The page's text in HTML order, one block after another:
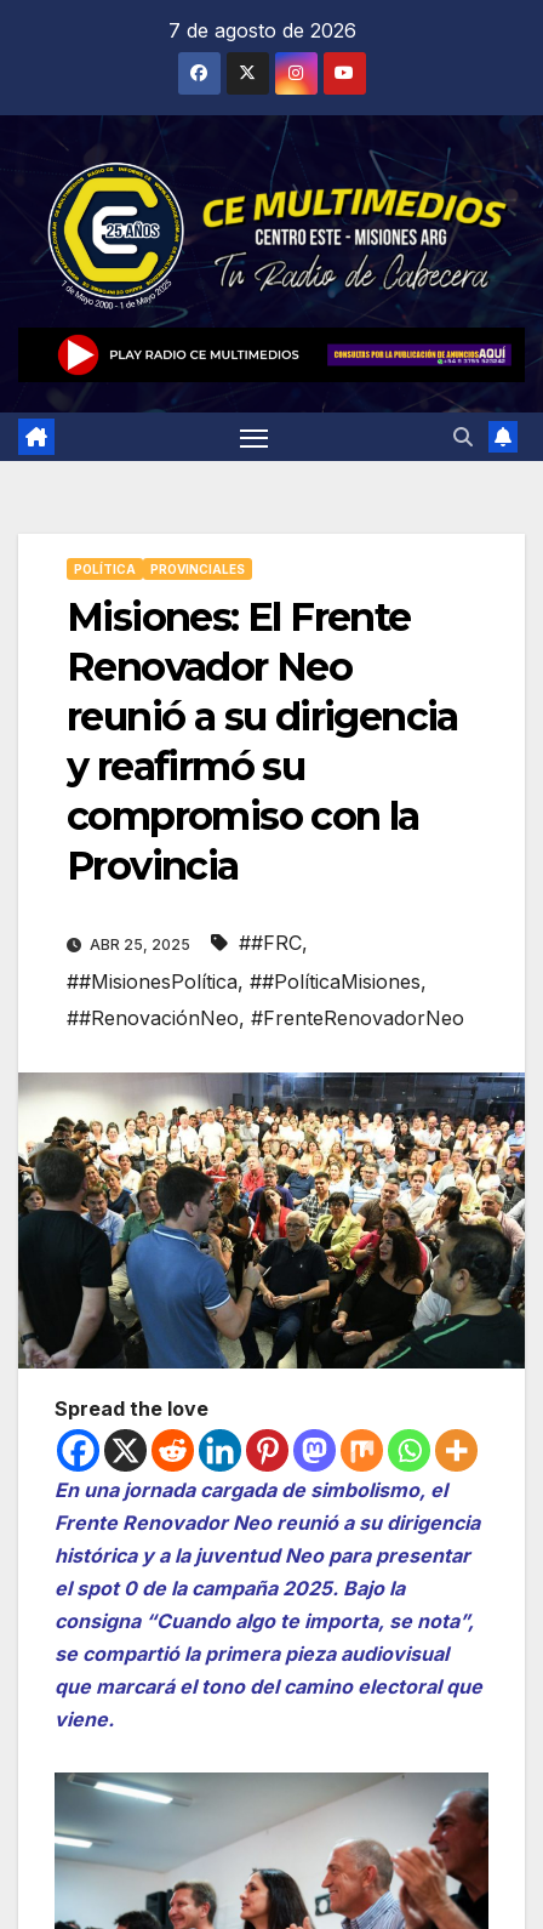
7 de agosto de 2026
POLÍTICA PROVINCIALES
Misiones: El Frente
Renovador Neo
reunió a su dirigencia
y reafirmó su
compromiso con la
Provincia
ABR 25, 2025 ##FRC,
##MisionesPolítica, ##PolíticaMisiones,
##RenovaciónNeo, #FrenteRenovadorNeo
Spread the love
En una jornada cargada de simbolismo, el
Frente Renovador Neo reunió a su dirigencia
histórica y a la juventud Neo para presentar
el spot 0 de la campaña 2025. Bajo la
consigna “Cuando algo te importa, se nota”,
se compartió la primera pieza audiovisual
que marcará el tono del camino electoral que
viene.